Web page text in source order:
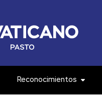
Reconocimientos